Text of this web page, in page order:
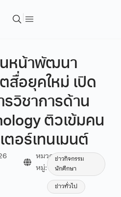
นหน้าพัฒนา
อยุคใหม่ เปิด
รวิชาการด้าน
ติวเข้มคน
ตอร์เทนเมนต์
หมวด
หมู่:
ข่าวกิจกรรม
นักศึกษา
ข่าวทั่วไป